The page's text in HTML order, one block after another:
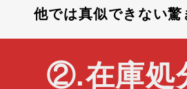
他では真似できない驚
②.在庫処